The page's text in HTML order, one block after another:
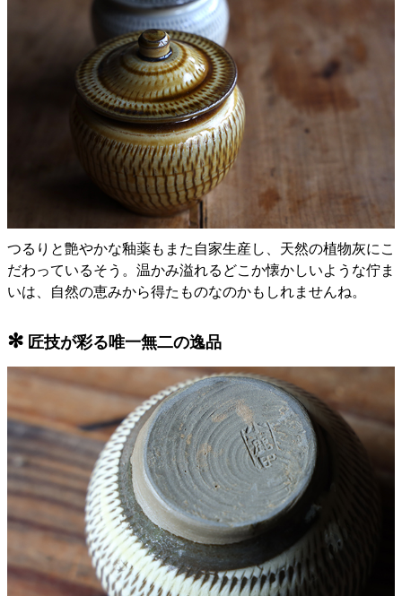
つるりと艶やかな釉薬もまた自家生産し、天然の植物灰にこ
だわっているそう。温かみ溢れるどこか懐かしいような佇ま
いは、自然の恵みから得たものなのかもしれませんね。
✻ 匠技が彩る唯一無二の逸品